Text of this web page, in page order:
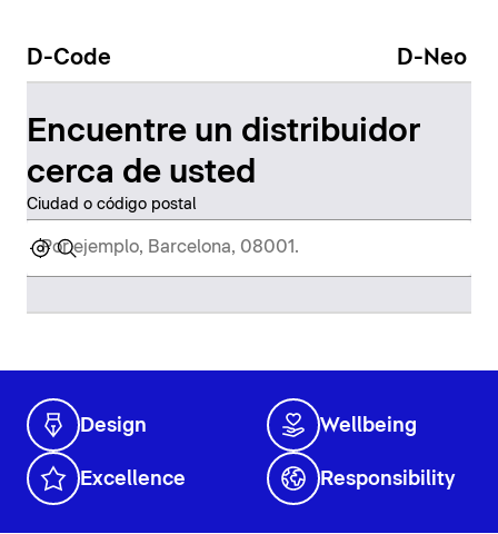
D-Code D-Neo
Encuentre un distribuidor
cerca de usted
Ciudad o código postal
Design Wellbeing
Excellence Responsibility